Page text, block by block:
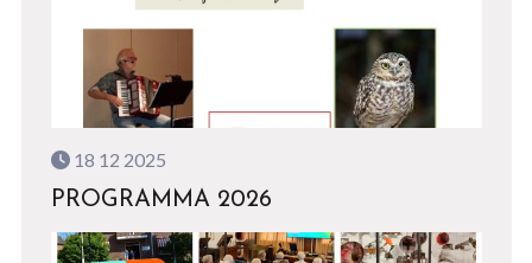
18 12 2025
PROGRAMMA 2026